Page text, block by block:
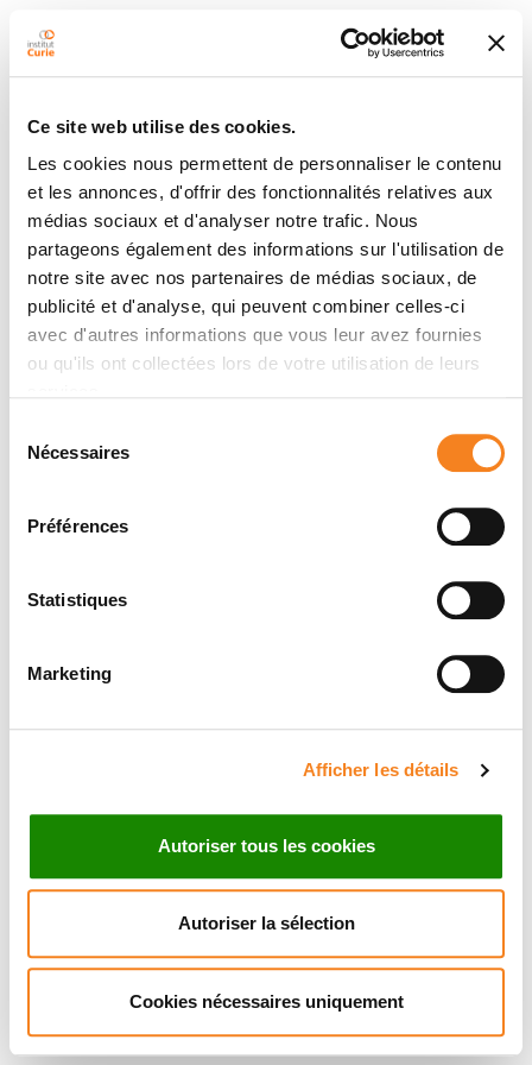
Ce site web utilise des cookies.
Les cookies nous permettent de personnaliser le contenu
et les annonces, d'offrir des fonctionnalités relatives aux
médias sociaux et d'analyser notre trafic. Nous
partageons également des informations sur l'utilisation de
notre site avec nos partenaires de médias sociaux, de
publicité et d'analyse, qui peuvent combiner celles-ci
avec d'autres informations que vous leur avez fournies
ou qu'ils ont collectées lors de votre utilisation de leurs
Nécessaires
Préférences
Statistiques
Marketing
Afficher les détails
Autoriser tous les cookies
Autoriser la sélection
Cookies nécessaires uniquement